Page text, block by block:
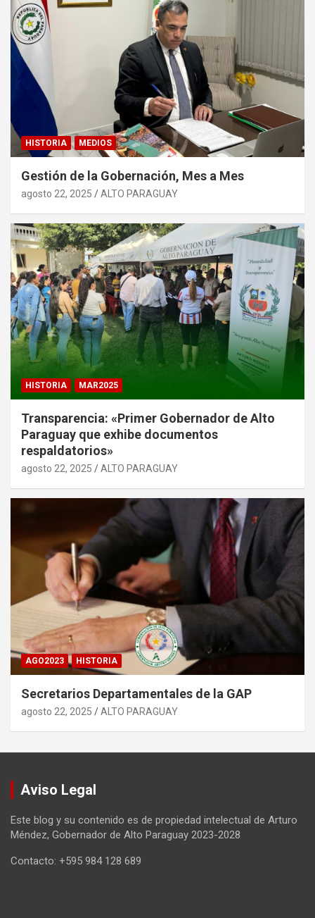
HISTORIA MEDIOS
Gestión de la Gobernación, Mes a Mes
agosto 22, 2025 ALTO PARAGUAY
HISTORIA MAR2025
Transparencia: «Primer Gobernador de Alto
Paraguay que exhibe documentos
respaldatorios»
agosto 22, 2025 ALTO PARAGUAY
AGO2023 HISTORIA
Secretarios Departamentales de la GAP
agosto 22, 2025 ALTO PARAGUAY
Aviso Legal
Este blog y su contenido es de propiedad intelectual de Arturo
Méndez, Gobernador de Alto Paraguay 2023-2028
Contacto: +595 984 128 689